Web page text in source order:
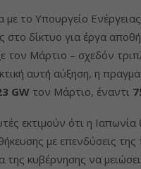
το Υπουργείο
στο δίκτυο για έργα
τον Μάρτιο – σχεδόν
αυτή αύξηση, η
GW τον Μάρτιο, έναντι
εκτιμούν ότι η
με επενδύσεις της
της κυβέρνησης να